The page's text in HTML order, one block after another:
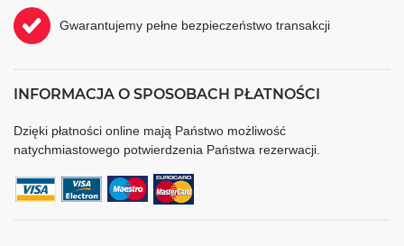
Gwarantujemy pełne bezpieczeństwo transakcji
INFORMACJA O SPOSOBACH PŁATNOŚCI
Dzięki płatności online mają Państwo możliwość
natychmiastowego potwierdzenia Państwa rezerwacji.